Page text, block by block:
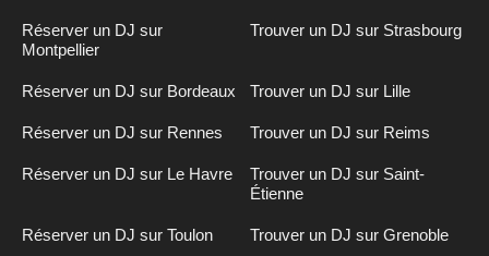
Réserver un DJ sur
Montpellier
Trouver un DJ sur Strasbourg
Réserver un DJ sur Bordeaux Trouver un DJ sur Lille
Réserver un DJ sur Rennes Trouver un DJ sur Reims
Réserver un DJ sur Le Havre
Trouver un DJ sur Saint-
Étienne
Réserver un DJ sur Toulon Trouver un DJ sur Grenoble